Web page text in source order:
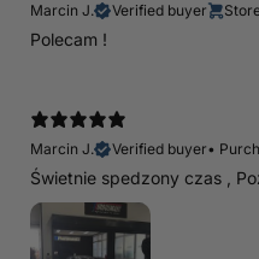
Marcin J. Verified buyer
Polecam !
Marcin J.
Verified buyer•
Świetnie spedzony czas ,